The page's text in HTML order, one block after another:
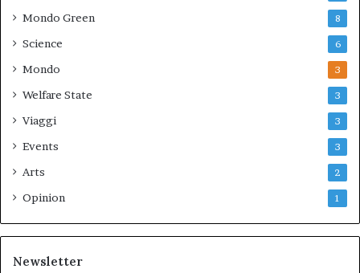
Mondo Green 8
Science 6
Mondo 3
Welfare State 3
Viaggi 3
Events 3
Arts 2
Opinion 1
Newsletter